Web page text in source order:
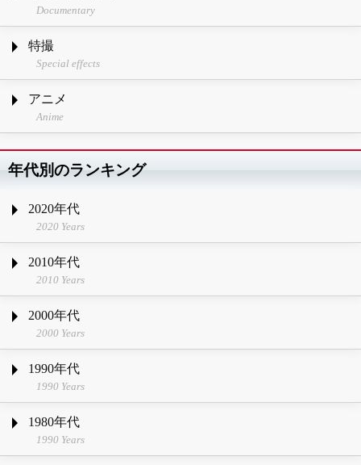
Documentary
特撮
Special effects
アニメ
Anime
年代別のランキング
2020年代
2020 Years
2010年代
2010 Years
2000年代
2000 Years
1990年代
1990 Years
1980年代
1990 Years